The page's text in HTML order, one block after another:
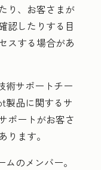
り、お客さまが
認したりする目
スする場合があ
術サポートチー
製品に関するサ
ポートがお客さ
ります。
のメンバー。